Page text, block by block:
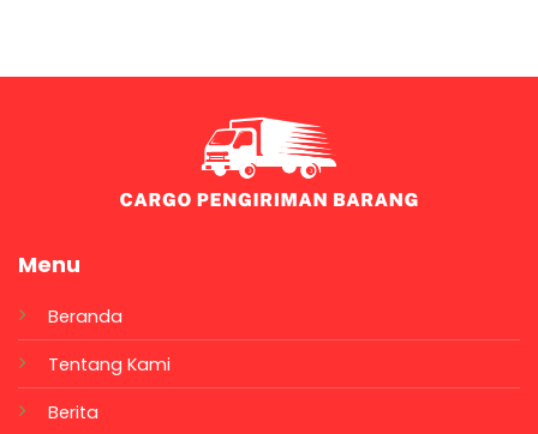
Menu
Beranda
Tentang Kami
Berita